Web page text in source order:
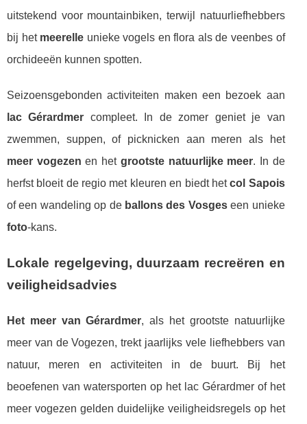
uitstekend voor mountainbiken, terwijl natuurliefhebbers
bij het meerelle unieke vogels en flora als de veenbes of
orchideeën kunnen spotten.
Seizoensgebonden activiteiten maken een bezoek aan
lac Gérardmer compleet. In de zomer geniet je van
zwemmen, suppen, of picknicken aan meren als het
meer vogezen en het grootste natuurlijke meer. In de
herfst bloeit de regio met kleuren en biedt hetcol Sapois
of een wandeling op de ballons des Vosgeseen unieke
foto-kans.
Lokale regelgeving, duurzaam recreëren en
veiligheidsadvies
Het meer van Gérardmer, als het grootste natuurlijke
meer van de Vogezen, trekt jaarlijks vele liefhebbers van
natuur, meren en activiteiten in de buurt. Bij het
beoefenen van watersporten op het lac Gérardmer of het
meer vogezen gelden duidelijke veiligheidsregels op het